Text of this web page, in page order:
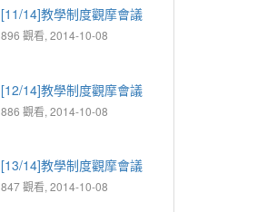
[11/14]教學制度觀摩會議
896 觀看, 2014-10-08
[12/14]教學制度觀摩會議
886 觀看, 2014-10-08
[13/14]教學制度觀摩會議
847 觀看, 2014-10-08